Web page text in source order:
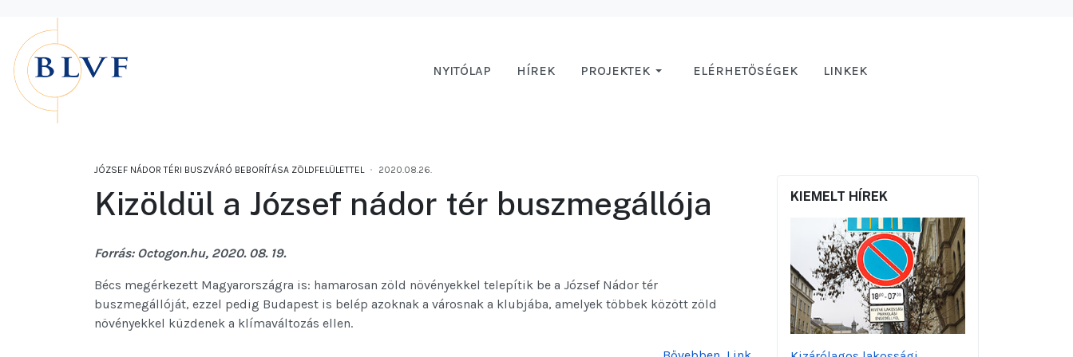
NYITÓLAP HÍREK PROJEKTEK ELÉRHETŐSÉGEK LINKEK
JÓZSEF NÁDOR TÉRI BUSZVÁRÓ BEBORÍTÁSA ZÖLDFELÜLETTEL 2020.08.26.
Kizöldül a József nádor tér buszmegállója
Forrás: Octogon.hu, 2020. 08. 19.
Bécs megérkezett Magyarországra is: hamarosan zöld növényekkel telepítik be a József Nádor tér
buszmegállóját, ezzel pedig Budapest is belép azoknak a városnak a klubjába, amelyek többek között zöld
növényekkel küzdenek a klímaváltozás ellen.
KIEMELT HÍREK